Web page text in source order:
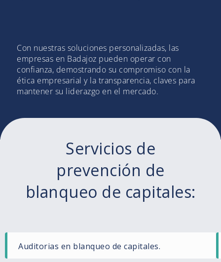
Con nuestras soluciones personalizadas, las
empresas en Badajoz pueden operar con
confianza, demostrando su compromiso con la
ética empresarial y la transparencia, claves para
mantener su liderazgo en el mercado.
Servicios de
prevención de
blanqueo de capitales:
Auditorias en blanqueo de capitales.